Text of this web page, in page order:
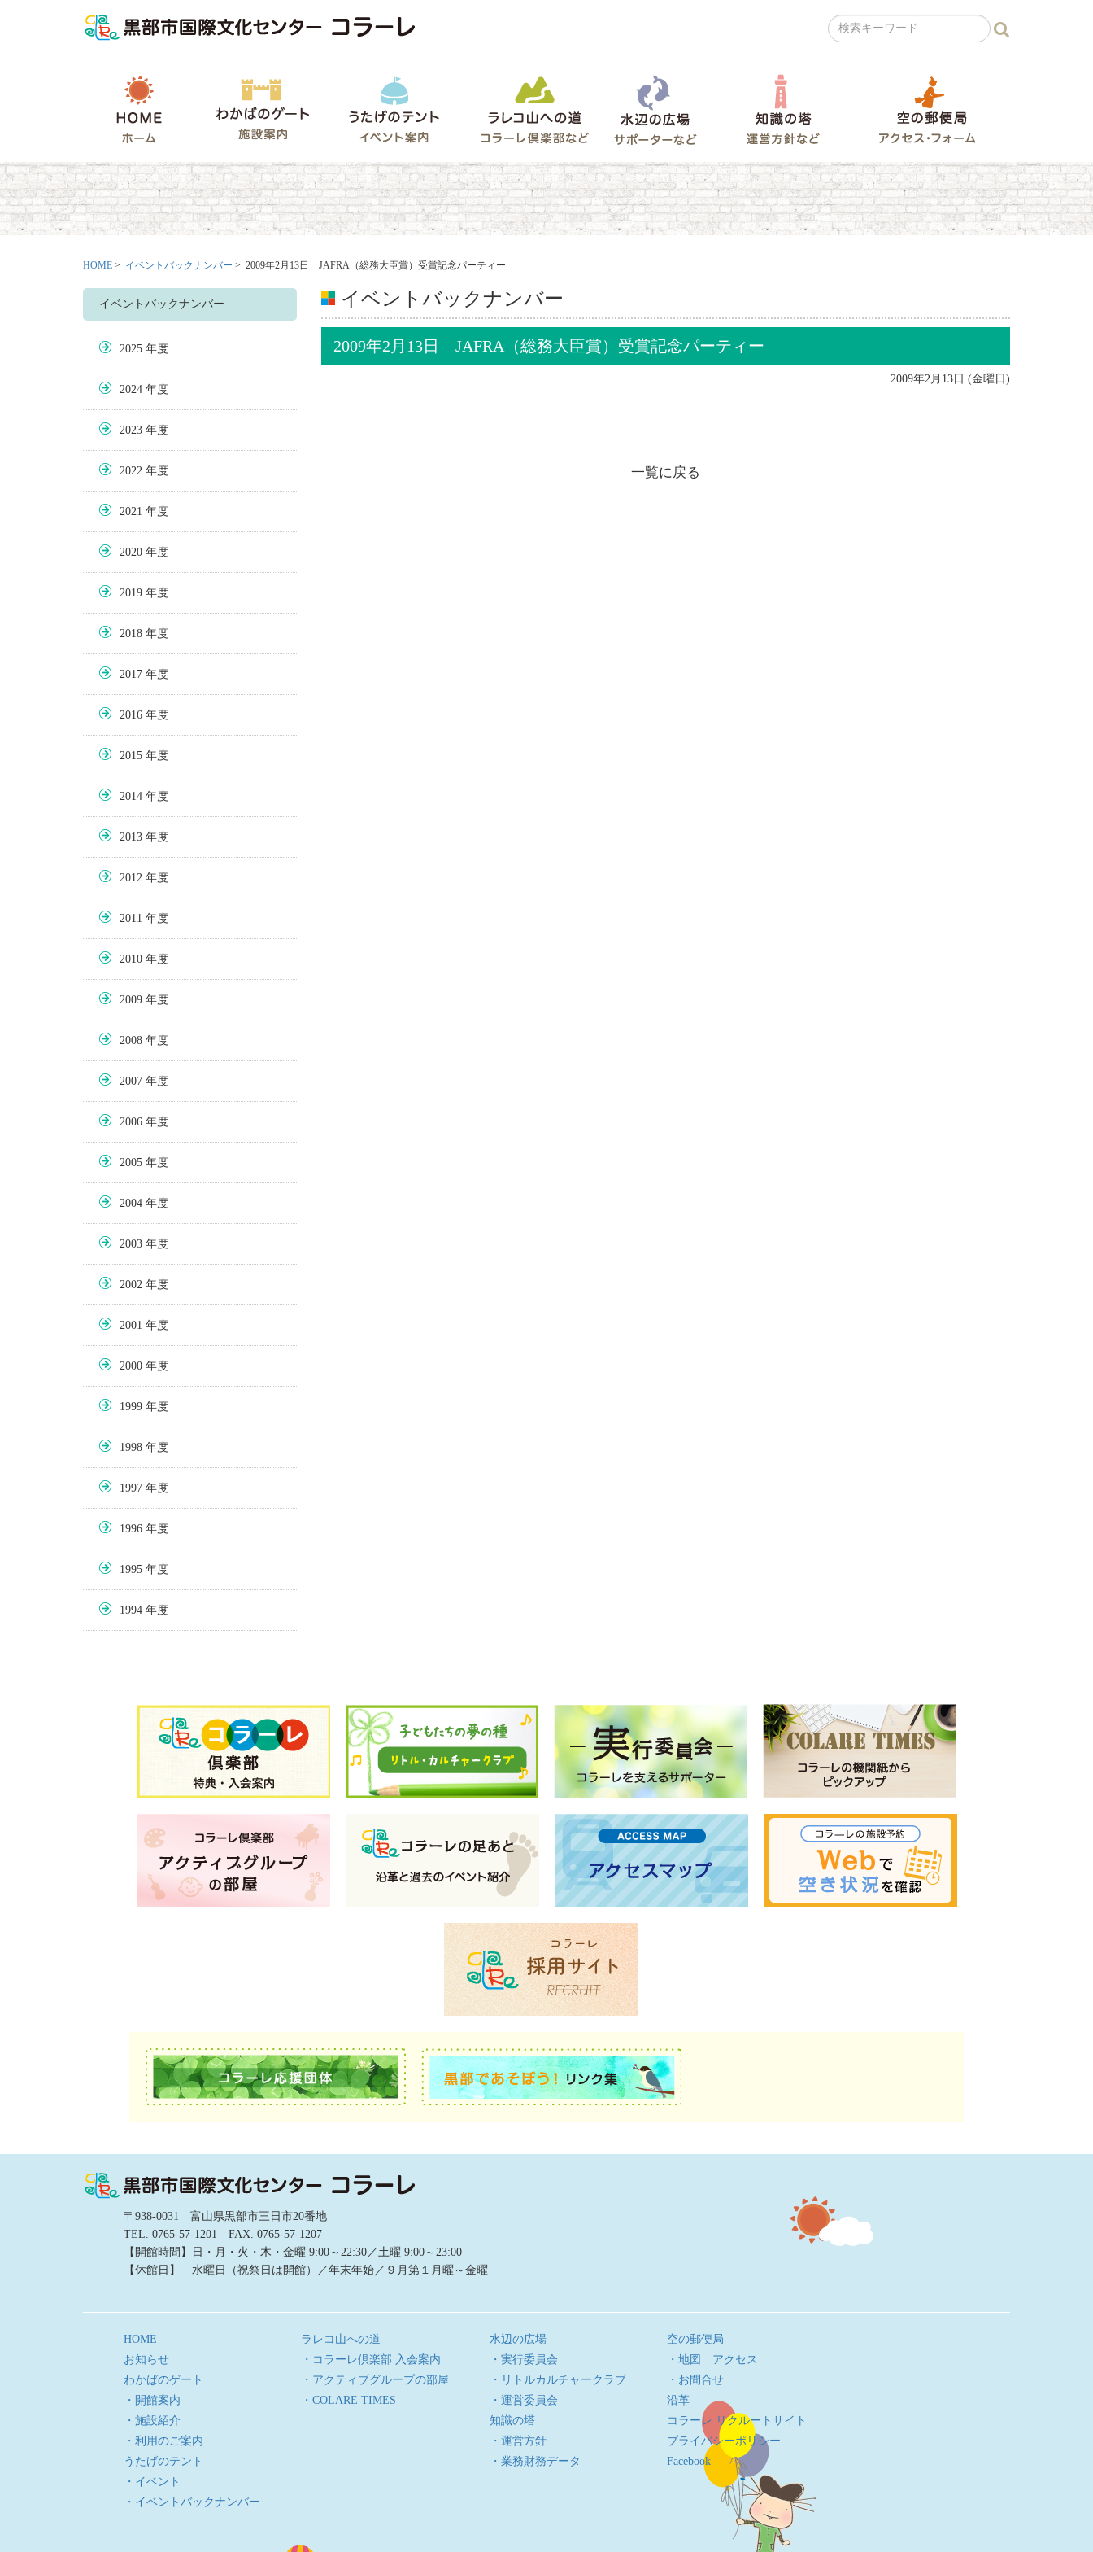
わかばのゲート ラレコ山への道
HOME > イベントバックナンバー > 2009年2月13日 JAFRA（総務大臣賞）受賞記念パーティー
イベントバックナンバー
2025
2024
2023
2022
2021
2020
2019
2018
2017
2016
2015
2014
2013
2012
2011
2010
2009
2008
2007
2006
2005
2004
2003
2002
2001
2000
1999
1998
1997
1996
1995
1994
イベントバックナンバー
2009年2月13日 JAFRA（総務大臣賞）受賞記念パーティー
2009年2月13日 (金曜日)
一覧に戻る
〒938-0031 富山県黒部市三日市20番地
TEL. 0765-57-1201 FAX. 0765-57-1207
【開館時間】日・月・火・木・金曜 9:00～22:30／土曜 9:00～23:00
【休館日】 水曜日（祝祭日は開館）／年末年始／９月第１月曜～金曜
HOME
お知らせ
わかばのゲート
・開館案内
・施設紹介
・利用のご案内
うたげのテント
・イベント
・イベントバックナンバー
ラレコ山への道
・コラーレ倶楽部 入会案内
・アクティブグループの部屋
・COLARE TIMES
水辺の広場
・実行委員会
・リトルカルチャークラブ
・運営委員会
知識の塔
・運営方針
・業務財務データ
空の郵便局
・地図 アクセス
・お問合せ
沿革
コラーレ リクルートサイト
プライバシーポリシー
Facebook